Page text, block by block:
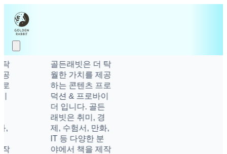
골든래빗은 더 탁
월한 가치를 제공
하는 콘텐츠 프로
덕션 & 프로바이
더 입니다. 골든
래빗은 취미, 경
제, 수험서, 만화,
IT 등 다양한 분
야에서 책을 제작